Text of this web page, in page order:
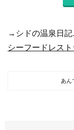
→シドの温泉日
シーフードレス
あん